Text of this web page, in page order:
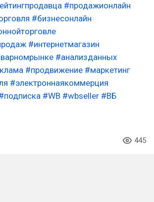
#продажионлайн
#бизнесонлайн
#интернетмагазин
#анализданных
#продвижение #маркетинг
#электроннаякоммерция
#WB #wbseller #ВБ
445